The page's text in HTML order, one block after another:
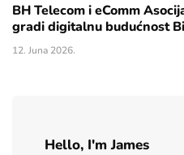
BH Telecom i eComm
gradi digitalnu budućnost
12. Juna 2026.
Hello, I'm James